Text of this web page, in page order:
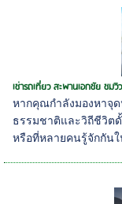
เช่ารถเที่ยว สะพานเอกชัย ชมวิ
หากคุณกำลังมองหาจุ
ธรรมชาติและวิถีชีวิตดั้
หรือที่หลายคนรู้จักกัน